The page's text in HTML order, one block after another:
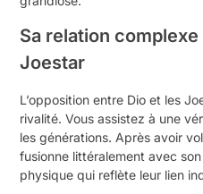
Sa relation
Joestar
L’opposition entre Dio et les
rivalité. Vous assistez à une
les générations. Après avoir
fusionne littéralement avec
physique qui reflète leur lien